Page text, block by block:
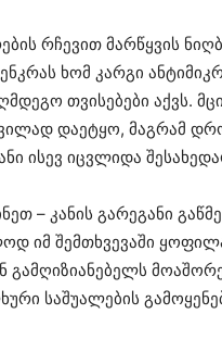
რჩევით მარწყვის
ხომ კარგი
თვისებები აქვს.
დაეტყო, მაგრამ
ისევ იცვლიდა
– კანის გარეგანი
იმ შემთხვევაში
გამღიზიანებელს
საშუალების